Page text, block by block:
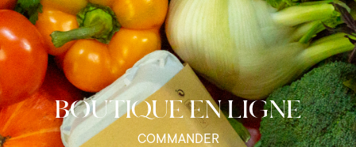
BOUTIQUE EN LIGNE
COMMANDER